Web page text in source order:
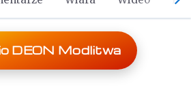
DEON Modlitwa